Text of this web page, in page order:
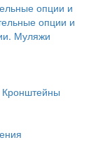
опции и
опции и
Муляжи
Кронштейны